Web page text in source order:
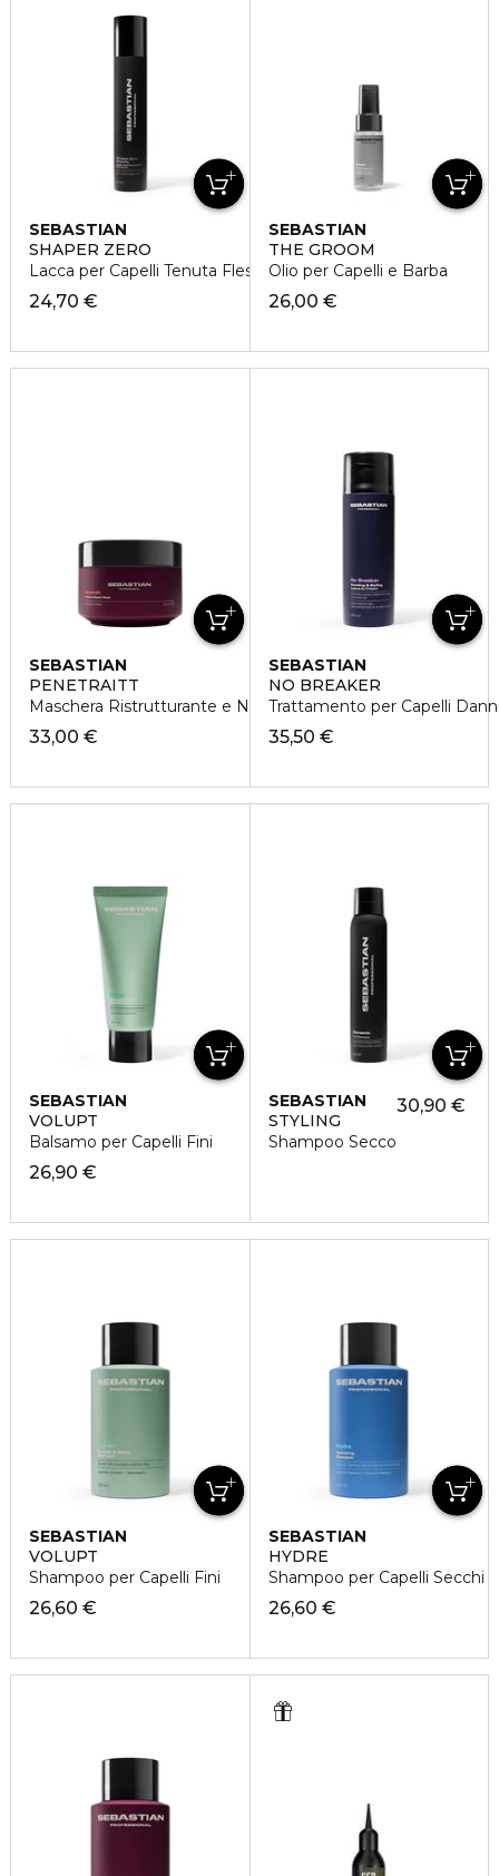
SEBASTIAN
SHAPER ZERO
Lacca per Capelli Tenuta Flessibile
24,70 €
SEBASTIAN
THE GROOM
Olio per Capelli e Barba
26,00 €
SEBASTIAN
PENETRAITT
Maschera Ristrutturante e Nutriente
33,00 €
SEBASTIAN
NO BREAKER
Trattamento per Capelli
35,50 €
SEBASTIAN
VOLUPT
Balsamo per Capelli Fini
26,90 €
SEBASTIAN
STYLING
Shampoo Secco
30,90 €
SEBASTIAN
VOLUPT
Shampoo per Capelli Fini
26,60 €
SEBASTIAN
HYDRE
Shampoo per Capelli Secchi
26,60 €